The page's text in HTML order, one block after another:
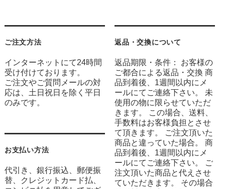
ご注文方法
インターネットにて24時間
受け付けております。
ご注文やご質問メールの対
応は、土日祝日を除く平日
のみです。
お支払い方法
代引き、銀行振込、郵便振
替、クレジットカード払、
返品・交換について
返品期限・条件： お客様の
ご都合による返品・交換 商
品到着後、1週間以内にメ
ールにてご連絡下さい。 未
使用の物に限らせていただ
きます。 この場合、送料、
手数料はお客様負担とさせ
て頂きます。 ご注文頂いた
商品と違っていた場合。 商
品到着後、1週間以内にメ
ールにてご連絡下さい。 ご
注文頂いた商品と代えさせ
ていただきます。 その場合